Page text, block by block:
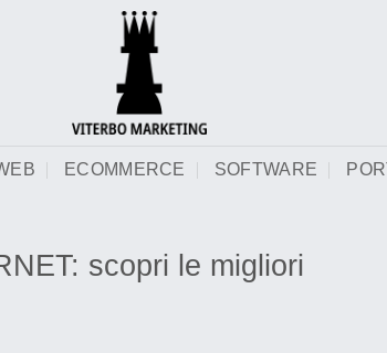
ECOMMERCE SOFTWARE
scopri le migliori